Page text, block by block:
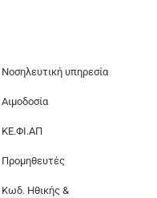
Νοσηλευτική υπηρεσία
Αιμοδοσία
ΚΕ.ΦΙ.ΑΠ
Προμηθευτές
Κωδ. Ηθικής &